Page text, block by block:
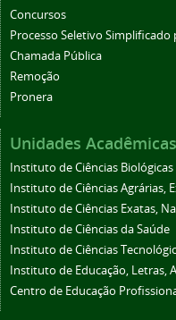
Concursos
Processo Seletivo Simplificado
Chamada Pública
Remoção
Pronera
Unidades Acadêmicas
Instituto de Ciências
Instituto de Ciências Agrárias,
Instituto de Ciências Exatas,
Instituto de Ciências da Saúde
Instituto de Ciências
Instituto de Educação, Letras,
Centro de Educação